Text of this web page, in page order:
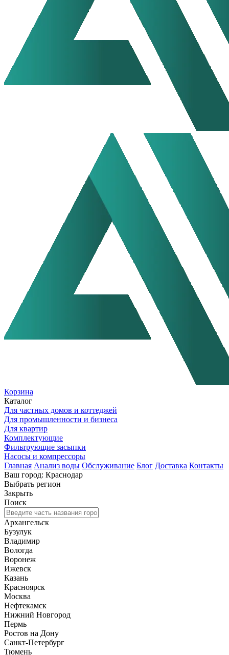
Корзина
Каталог
Для частных домов и коттеджей
Для промышленности и бизнеса
Для квартир
Комплектующие
Фильтрующие засыпки
Насосы и компрессоры
Главная Анализ воды Обслуживание Блог Доставка Контакты
Ваш город: Краснодар
Выбрать регион
Закрыть
Поиск
Архангельск
Бузулук
Владимир
Вологда
Воронеж
Ижевск
Казань
Красноярск
Москва
Нефтекамск
Нижний Новгород
Пермь
Ростов на Дону
Санкт-Петербург
Тюмень